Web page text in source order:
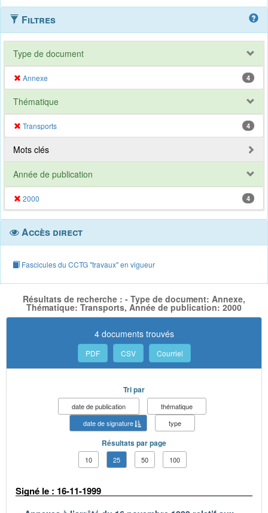
Filtres
Type de document
Annexe 4
Thématique
Transports 4
Mots clés
Année de publication
2000 4
Accès direct
Fascicules du CCTG "travaux" en vigueur
Résultats de recherche : - Type de document: Annexe,
Thématique: Transports, Année de publication: 2000
4 documents trouvés
PDF CSV Courriel
Tri par
date de publication
thématique
date de signature
type
Résultats par page
10 25 50 100
Signé le : 16-11-1999